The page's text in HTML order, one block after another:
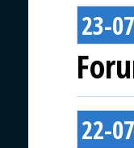
23-
22-